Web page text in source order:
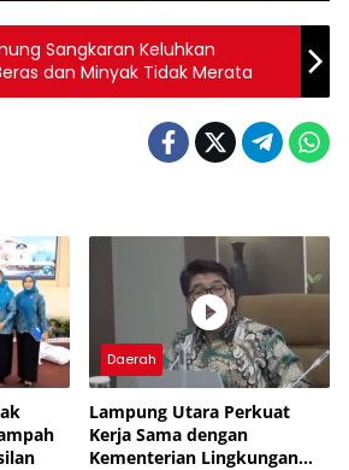
Sangkaran Keluhkan
dan Minyak Tidak Merata
Daerah
Lampung Utara Perkuat
Kerja Sama dengan
Kementerian Lingkungan